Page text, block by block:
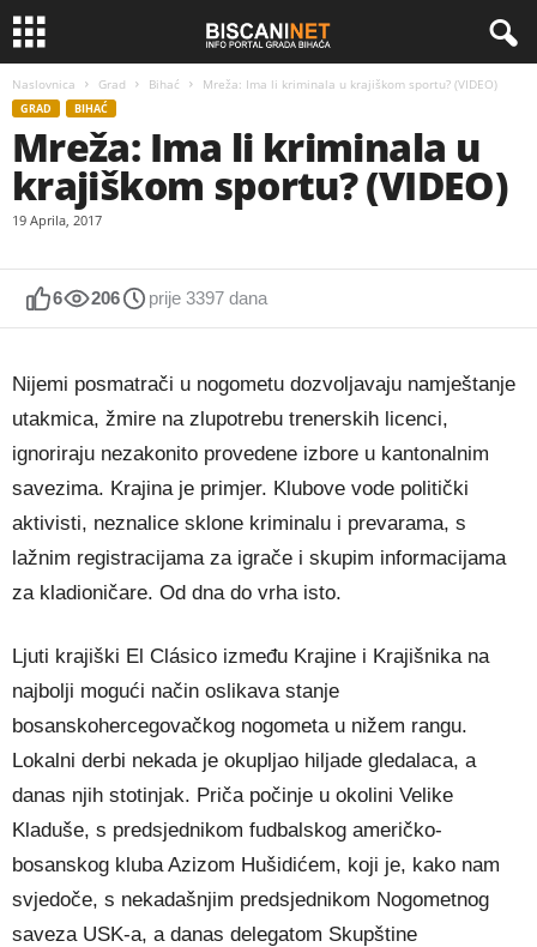
Naslovnica Grad Bihać Mreža: Ima li kriminala u krajiškom sportu? (VIDEO)
GRAD BIHAĆ
Mreža: Ima li kriminala u
krajiškom sportu? (VIDEO)
19 Aprila, 2017
6 206 prije 3397 dana
Nijemi posmatrači u nogometu dozvoljavaju namještanje
utakmica, žmire na zlupotrebu trenerskih licenci,
ignoriraju nezakonito provedene izbore u kantonalnim
savezima. Krajina je primjer. Klubove vode politički
aktivisti, neznalice sklone kriminalu i prevarama, s
lažnim registracijama za igrače i skupim informacijama
za kladioničare. Od dna do vrha isto.
Ljuti krajiški El Clásico između Krajine i Krajišnika na
najbolji mogući način oslikava stanje
bosanskohercegovačkog nogometa u nižem rangu.
Lokalni derbi nekada je okupljao hiljade gledalaca, a
danas njih stotinjak. Priča počinje u okolini Velike
Kladuše, s predsjednikom fudbalskog američko-
bosanskog kluba Azizom Hušidićem, koji je, kako nam
svjedoče, s nekadašnjim predsjednikom Nogometnog
saveza USK-a, a danas delegatom Skupštine